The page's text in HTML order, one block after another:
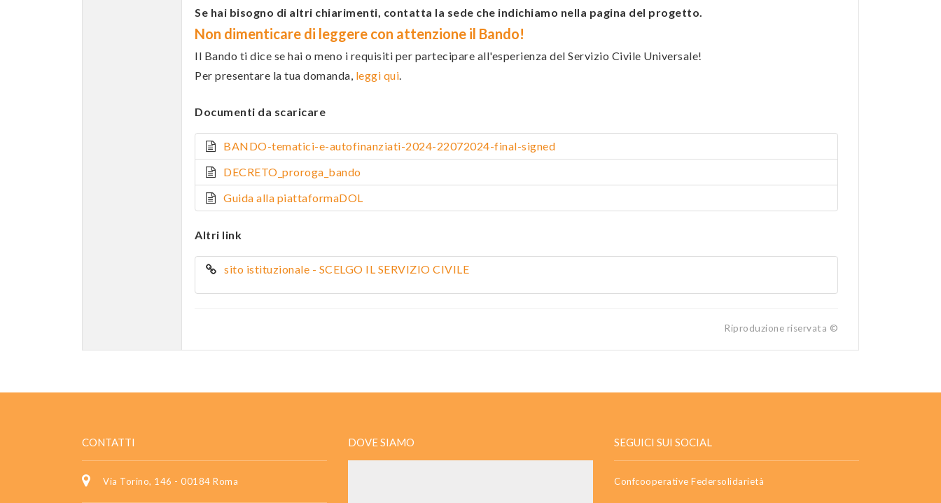
Se hai bisogno di altri chiarimenti, contatta la sede che indichiamo nella pagina del progetto.
Non dimenticare di leggere con attenzione il Bando!
Il Bando ti dice se hai o meno i requisiti per partecipare all'esperienza del Servizio Civile Universale!
Per presentare la tua domanda, leggi qui.
Documenti da scaricare
BANDO-tematici-e-autofinanziati-2024-22072024-final-signed
DECRETO_proroga_bando
Guida alla piattaformaDOL
Altri link
sito istituzionale - SCELGO IL SERVIZIO CIVILE
Riproduzione riservata ©
CONTATTI
Via Torino, 146 - 00184 Roma
DOVE SIAMO SEGUICI SUI SOCIAL
Confcooperative Federsolidarietà